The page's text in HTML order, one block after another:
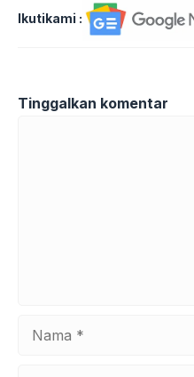
Ikutikami :
Tinggalkan komentar